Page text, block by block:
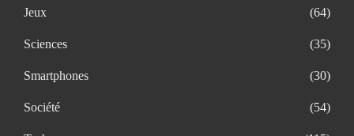
Jeux (64)
Sciences (35)
Smartphones (30)
Société (54)